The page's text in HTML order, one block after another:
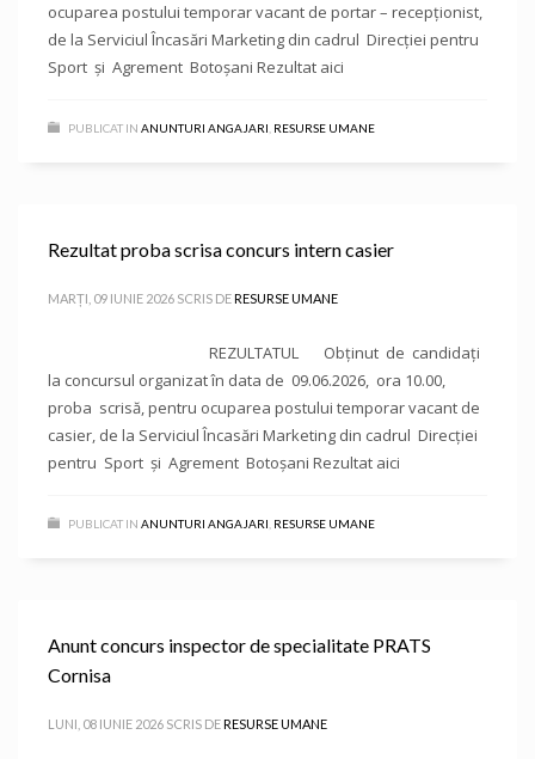
ocuparea postului temporar vacant de portar – recepționist,
de la Serviciul Încasări Marketing din cadrul Direcției pentru
Sport și Agrement Botoșani Rezultat aici
PUBLICAT IN ANUNTURI ANGAJARI RESURSE UMANE
Rezultat proba scrisa concurs intern casier
MARȚI, 09 IUNIE 2026 SCRIS DERESURSE UMANE
REZULTATUL Obținut de candidați
la concursul organizat în data de 09.06.2026, ora 10.00,
proba scrisă, pentru ocuparea postului temporar vacant de
casier, de la Serviciul Încasări Marketing din cadrul Direcției
pentru Sport și Agrement Botoșani Rezultat aici
PUBLICAT IN ANUNTURI ANGAJARI RESURSE UMANE
Anunt concurs inspector de specialitate PRATS
Cornisa
LUNI, 08 IUNIE 2026 SCRIS DERESURSE UMANE